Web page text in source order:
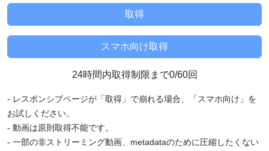
24時間内取得制限まで0/60回
- レスポンシブページが「取得」で崩れる場合、「スマホ向け」を
お試しください。
- 動画は原則取得不能です。
- 一部の非ストリーミング動画、metadataのために圧縮したくない